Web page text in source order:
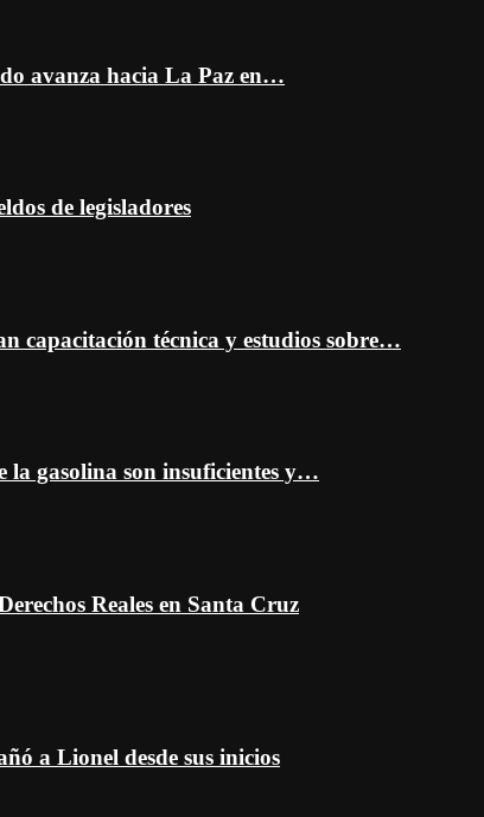
avanza hacia La Paz en…
de legisladores
capacitación técnica y estudios sobre…
la gasolina son insuficientes y…
Reales en Santa Cruz
a Lionel desde sus inicios